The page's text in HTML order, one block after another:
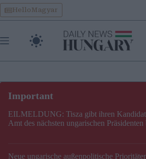
Skip
to
content
HelloMagyar
EILMELDUNG: Tisza gibt ihren
Amt des nächsten ungarischen Präsidenten
Neue ungarische außenpolitische